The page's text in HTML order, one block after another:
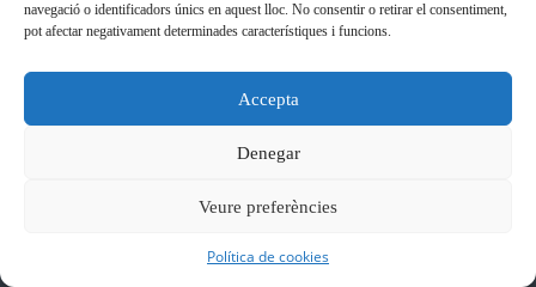
navegació o identificadors únics en aquest lloc. No consentir o retirar el consentiment,
pot afectar negativament determinades característiques i funcions.
Accepta
Denegar
Veure preferències
Política de cookies
Educació del cos per evitar tensions i males postures a
Horari: de dilluns a dijous de 8 a 12 i de 15 a 21, divendres
de 8 a 12.